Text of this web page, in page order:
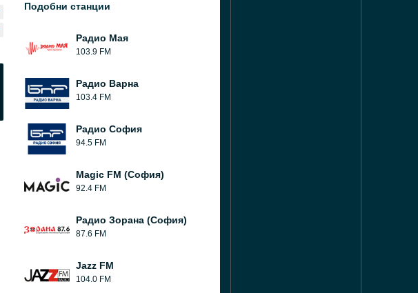
Подобни станции
Радио Мая
103.9 FM
Радио Варна
103.4 FM
Радио София
94.5 FM
Magic FM (София)
92.4 FM
Радио Зорана (София)
87.6 FM
Jazz FM
104.0 FM